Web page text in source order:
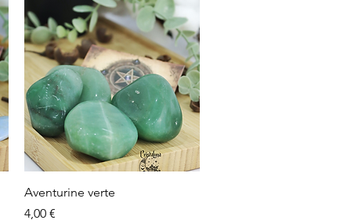
Aperçu rapide
Aventurine verte
Prix
4,00 €